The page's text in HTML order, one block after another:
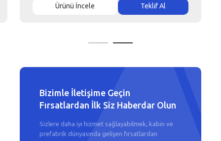
Ürünü İncele Teklif Al
Bizimle İletişime Geçin
Fırsatlardan İlk Siz Haberdar Olun
Sizlere daha iyi hizmet sağlayabilmek, kabin ve
prefabrik dünyasında gelişen fırsatlardan